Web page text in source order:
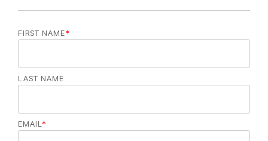
FIRST NAME*
LAST NAME
EMAIL *